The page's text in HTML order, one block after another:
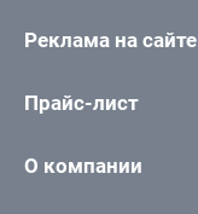
Реклама на сайте
Прайс-лист
О компании